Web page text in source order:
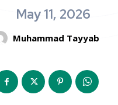
May 11, 2026
Muhammad Tayyab